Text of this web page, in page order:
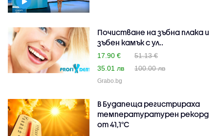
Почистване на зъбна плака и
зъбен камък с ул..
17.90 €
51.13 €
35.01 лв
100.00 лв
Grabo.bg
В Будапеща регистрираха
температуратурен рекорд
от 41,1°C